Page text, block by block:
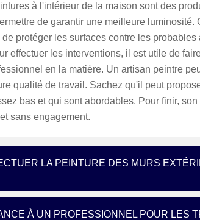
à l'intérieur de la maison sont des
de garantir une meilleure luminosité.
de protéger les surfaces contre les probables
effectuer les interventions, il est utile de
en la matière. Un artisan peintre
qualité de travail. Sachez qu'il peut
bas et qui sont abordables. Pour finir, son
sans engagement.
LA PEINTURE DES MURS
À UN PROFESSIONNEL POUR LES